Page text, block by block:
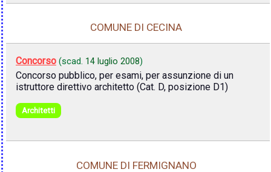
COMUNE DI CECINA
Concorso (scad. 14 luglio 2008)
Concorso pubblico, per esami, per assunzione di un
istruttore direttivo architetto (Cat. D, posizione D1)
Architetti
COMUNE DI FERMIGNANO